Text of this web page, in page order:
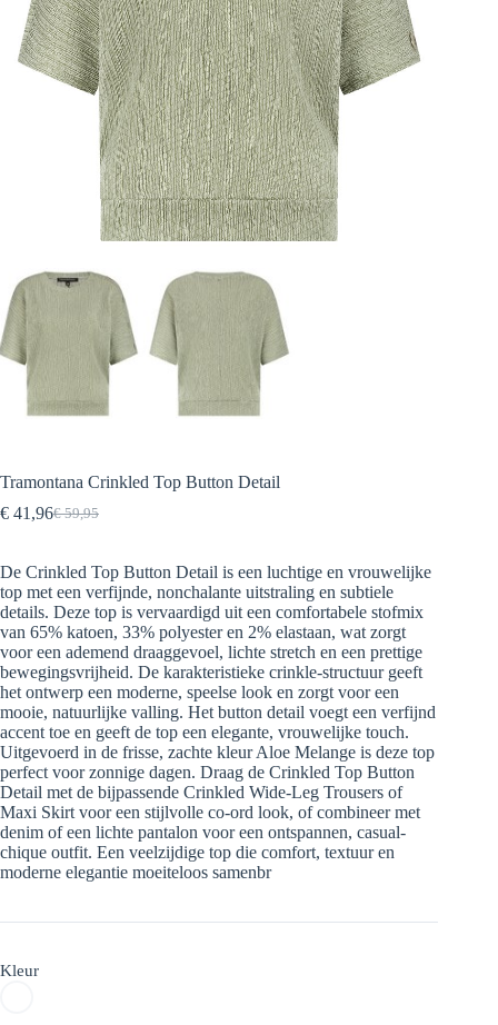
Tramontana Crinkled Top Button Detail
€59,95
Oorspronkelijke
was:
€ 59,95.
€ 41,96Huidige
is:
€ 41,96.
De Crinkled Top Button Detail is een luchtige en vrouwelijke
top met een verfijnde, nonchalante uitstraling en subtiele
details. Deze top is vervaardigd uit een comfortabele stofmix
van 65% katoen, 33% polyester en 2% elastaan, wat zorgt
voor een ademend draaggevoel, lichte stretch en een prettige
bewegingsvrijheid. De karakteristieke crinkle-structuur geeft
het ontwerp een moderne, speelse look en zorgt voor een
mooie, natuurlijke valling. Het button detail voegt een verfijnd
accent toe en geeft de top een elegante, vrouwelijke touch.
Uitgevoerd in de frisse, zachte kleur Aloe Melange is deze top
perfect voor zonnige dagen. Draag de Crinkled Top Button
Detail met de bijpassende Crinkled Wide-Leg Trousers of
Maxi Skirt voor een stijlvolle co-ord look, of combineer met
denim of een lichte pantalon voor een ontspannen, casual-
chique outfit. Een veelzijdige top die comfort, textuur en
moderne elegantie moeiteloos samenbr
Kleur